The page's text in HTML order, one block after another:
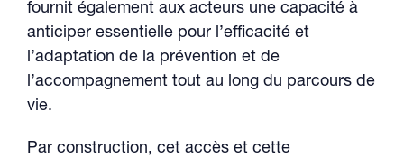
fournit également aux acteurs une capacité à
anticiper essentielle pour l’efficacité et
l’adaptation de la prévention et de
l’accompagnement tout au long du parcours de
vie.
Par construction, cet accès et cette